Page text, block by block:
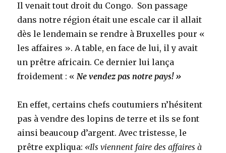
Il venait tout droit du Congo. Son passage
dans notre région était une escale car il allait
dès le lendemain se rendre à Bruxelles pour «
les affaires ». A table, en face de lui, il y avait
un prêtre africain. Ce dernier lui lança
froidement : «Ne vendez pas notre pays! »
En effet, certains chefs coutumiers n’hésitent
pas à vendre des lopins de terre et ils se font
ainsi beaucoup d’argent. Avec tristesse, le
prêtre expliqua: «Ils viennent faire des affaires à